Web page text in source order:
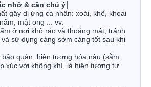
nhở & cần chú ý
gây dị ứng cá nhân: xoài, khế, khoai
mật ong ... vv.
ở nơi khô ráo và thoáng mát, tránh
sử dụng càng sớm càng tốt sau khi
bảo quản, hiện tượng hóa nâu (sẫm
xúc với không khí, là hiện tượng tự